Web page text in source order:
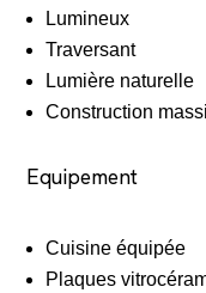
Lumineux
Traversant
Lumière naturelle
Construction
Equipement
Cuisine équipée
Plaques